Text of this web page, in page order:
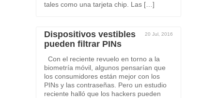
tales como una tarjeta chip. Las […]
20 Jul, 2016
Dispositivos vestibles
pueden filtrar PINs
Con el reciente revuelo en torno a la
biometría móvil, algunos pensarían que
los consumidores están mejor con los
PINs y las contraseñas. Pero un estudio
reciente halló que los hackers pueden